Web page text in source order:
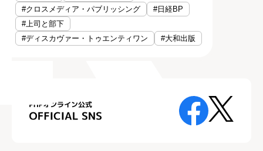
#クロスメディア・パブリッシング
#日経BP
#上司と部下
#ディスカヴァー・トゥエンティワン
#大和出版